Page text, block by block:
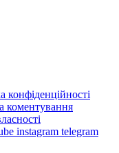
конфіденційності
коментування
instagram telegram